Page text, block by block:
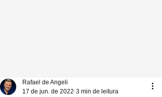
Rafael de Angeli
17 de jun. de 2022 3 min de leitura